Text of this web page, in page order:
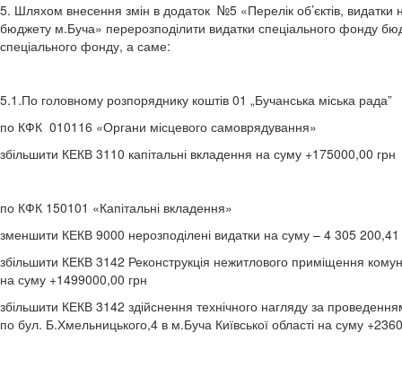
5. Шляхом внесення змін в додаток №5 «Перелік об’єктів, видатки
бюджету м.Буча» перерозподілити видатки спеціального фонду
спеціального фонду, а саме:
5.1.По головному розпоряднику коштів 01 „Бучанська міська рада”
по КФК 010116 «Органи місцевого самоврядування»
збільшити КЕКВ 3110 капітальні вкладення на суму +175000,00 грн
по КФК 150101 «Капітальні вкладення»
зменшити КЕКВ 9000 нерозподілені видатки на суму – 4 305 200,41
збільшити КЕКВ 3142 Реконструкція нежитлового приміщення
на суму +1499000,00 грн
збільшити КЕКВ 3142 здійснення технічного нагляду за
по бул. Б.Хмельницького,4 в м.Буча Київської області на суму